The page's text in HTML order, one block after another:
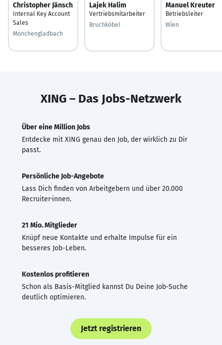
Christopher Jänsch
Internal Key Account
Sales
Mönchengladbach
Lajek Halim
Vertriebsmitarbeiter
Bruchköbel
Manuel Kreuter
Betriebsleiter
Wien
XING – Das Jobs-Netzwerk
Über eine Million Jobs
Entdecke mit XING genau den Job, der wirklich zu Dir
passt.
Persönliche Job-Angebote
Lass Dich finden von Arbeitgebern und über 20.000
Recruiter·innen.
21 Mio. Mitglieder
Knüpf neue Kontakte und erhalte Impulse für ein
besseres Job-Leben.
Kostenlos profitieren
Schon als Basis-Mitglied kannst Du Deine Job-Suche
deutlich optimieren.
Jetzt registrieren